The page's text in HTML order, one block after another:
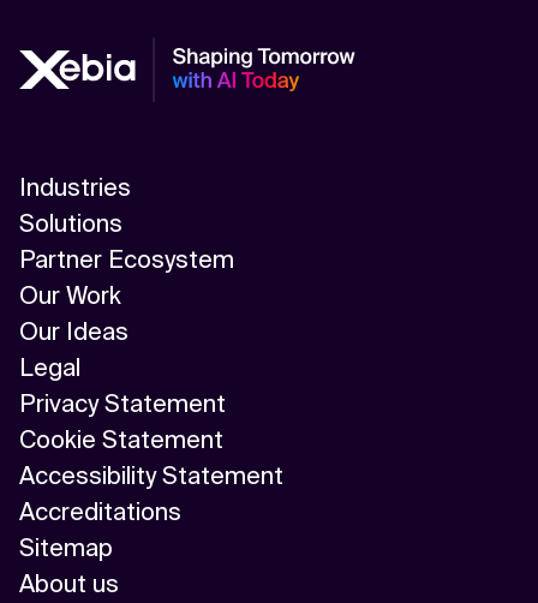
Industries
Solutions
Partner Ecosystem
Our Work
Our Ideas
Legal
Privacy Statement
Cookie Statement
Accessibility Statement
Accreditations
Sitemap
About us